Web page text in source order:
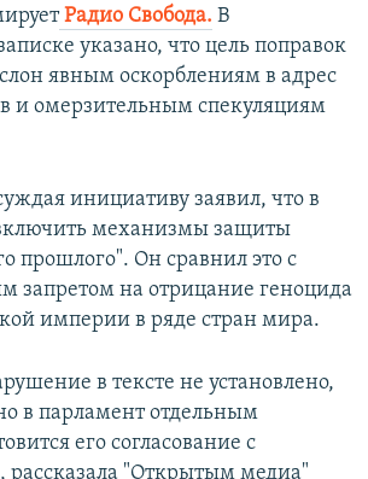
Радио Свобода. В
указано, что цель поправок
явным оскорблениям в адрес
и омерзительным спекуляциям
инициативу заявил, что в
механизмы защиты
прошлого". Он сравнил это с
запретом на отрицание геноцида
империи в ряде стран мира.
в тексте не установлено,
в парламент отдельным
его согласование с
рассказала "Открытым медиа"